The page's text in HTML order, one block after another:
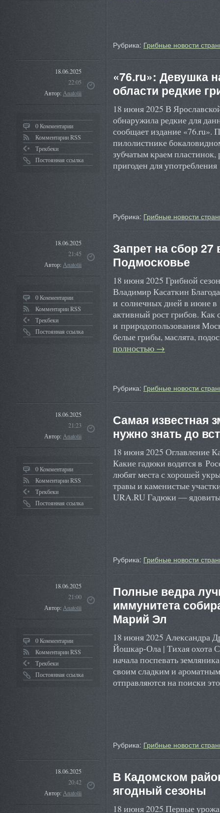
Рубрика: Грибные новости
18.06.2025
22:05
Автор:Anatolii
0 Комментарии
Комментарии RSS
Трекбеки
Постоянная ссылка
«76.ru»: Девушка
области редкие
18 июня 2025 В
обнаружила редкие для
сообщает издание «76.ru».
пилолистнике
зубчатым краем
пригоден для
Рубрика: Грибные новости
18.06.2025
21:45
Автор:Anatolii
0 Комментарии
Комментарии RSS
Трекбеки
Постоянная ссылка
Запрет на сбор
Подмосковье
18 июня 2025 Грибной
Владимир Касаткин
и солнечных дней в июне в
активный рост грибов.
и природопользования
белые грибы, маслята,
полностью →
Рубрика: Грибные новости
18.06.2025
21:23
Автор:Anatolii
0 Комментарии
Комментарии RSS
Трекбеки
Постоянная ссылка
Самая известная
нужно знать до
18 июня 2025 Оглавление
Какие гадюки водятся в
любят места с хорошей
травы и каменистые
URA.RU Гадюки —
Рубрика: Грибные новости
18.06.2025
21:00
Автор:Anatolii
0 Комментарии
Комментарии RSS
Трекбеки
Постоянная ссылка
Полные ведра
иммунитета
Марий Эл
18 июня 2025 Александра
Йошкар-Ола | Тихая охота
начала поспевать
своим сладким и
отправляются на поиски
Рубрика: Грибные новости
18.06.2025
20:42
Автор:Anatolii
В Кадомском
ягодный сезоны
18 июня 2025 Первые